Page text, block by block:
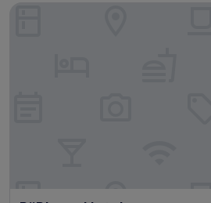
BijBlauw Hotel